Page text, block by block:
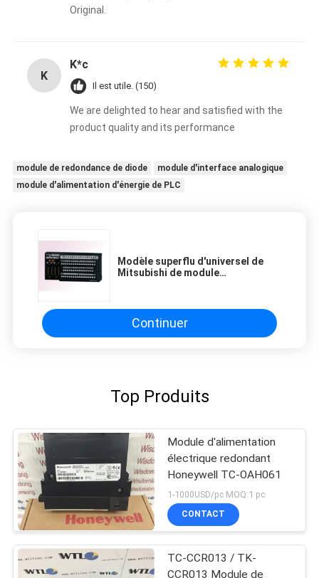
Original.
K
K*c
Il est utile. (150)
We are delighted to hear and satisfied with the
product quality and its performance
module de redondance de diode
module d'interface analogique
module d'alimentation d'énergie de PLC
Modèle superflu d'universel de
Mitsubishi de module
Continuer
Top Produits
Module d'alimentation
électrique redondant
Honeywell TC-OAH061
1-1000USD/pc MOQ:1 pc
CONTACT
TC-CCR013 / TK-
CCR013 Module de